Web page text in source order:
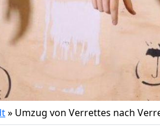
» Umzug von Verrettes nach